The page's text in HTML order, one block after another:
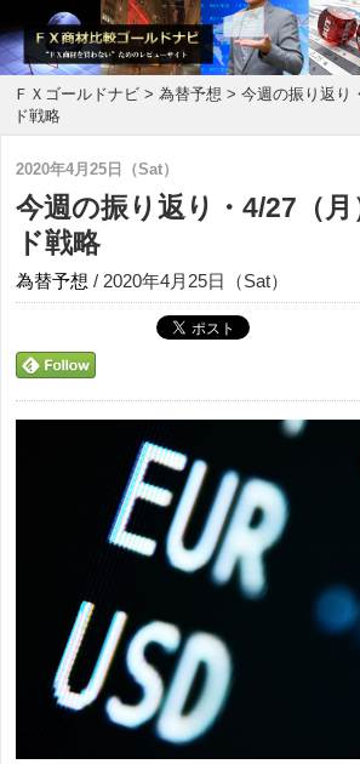
ＦＸゴールドナビ >為替予想 > 今週の振り返り
ド戦略
2020年4月25日（Sat）
今週の振り返り・4/27（
ド戦略
為替予想 / 2020年4月25日（Sat）